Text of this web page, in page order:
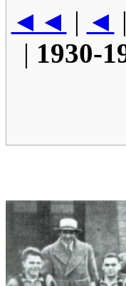
◄◄ | ◄ |
| 1930-